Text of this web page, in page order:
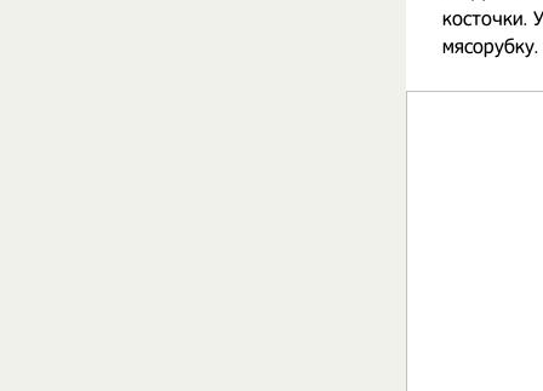
косточки.
мясорубку.